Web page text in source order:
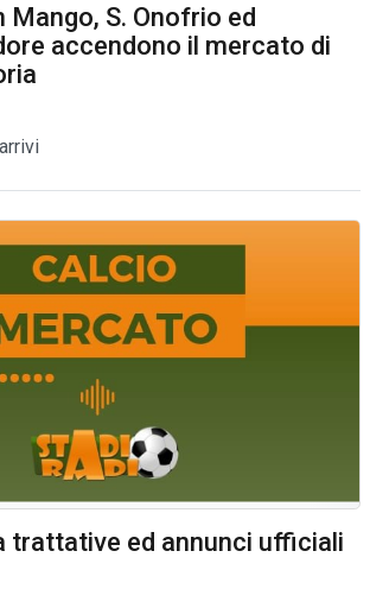
Mango, S. Onofrio ed
accendono il mercato di
trattative ed annunci ufficiali